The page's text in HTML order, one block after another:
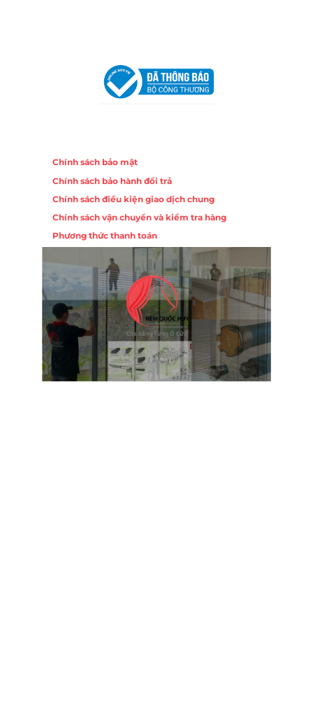
Chính sách bảo mật
Chính sách bảo hành đổi trả
Chính sách điều kiện giao dịch chung
Chính sách vận chuyển và kiểm tra hàng
Phương thức thanh toán